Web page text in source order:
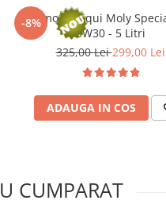
-8%
Ulei motor Liqui Moly
0W30 - 5 Litri
325,00 Lei299,00 Lei
ADAUGA IN COS
CUMPARAT